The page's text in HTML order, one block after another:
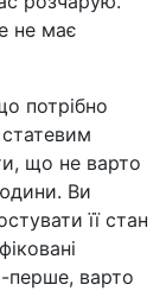
не має
потрібно
що не варто
Ви
її стан
варто